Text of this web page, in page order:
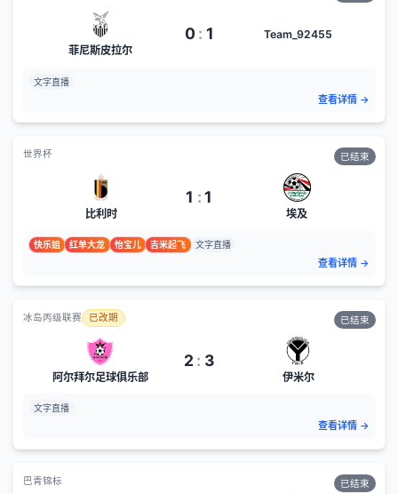
菲尼斯皮拉尔
0 : 1 Team_92455
文字直播
查看详情→
世界杯 已结束
比利时
1 :1
埃及
快乐姐 红单大龙 怡宝儿 吉米起飞 文字直播
查看详情→
冰岛丙级联赛 已改期 已结束
阿尔拜尔足球俱乐部
2 : 3
伊米尔
文字直播
查看详情→
巴青锦标 已结束